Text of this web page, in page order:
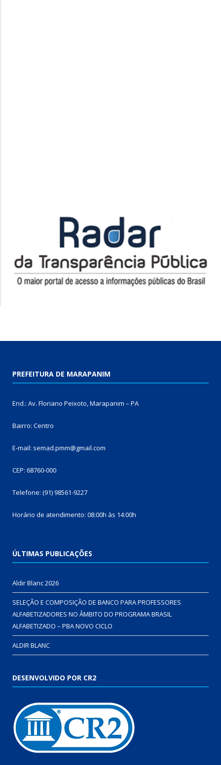
PREFEITURA DE MARAPANIM
End.: Av. Floriano Peixoto, Marapanim – PA
Bairro: Centro
E-mail: semad.pmm@gmail.com
CEP: 68760-000
Telefone: (91) 98561-9227
Horário de atendimento: 08:00h às 14:00h
ÚLTIMAS PUBLICAÇÕES
Aldir Blanc 2026
SELEÇÃO E COMPOSIÇÃO DE BANCO PARA PROFESSORES
ALFABETIZADORES NO ÂMBITO DO PROGRAMA BRASIL
ALFABETIZADO – PBA NOVO CICLO
ALDIR BLANC
DESENVOLVIDO POR CR2